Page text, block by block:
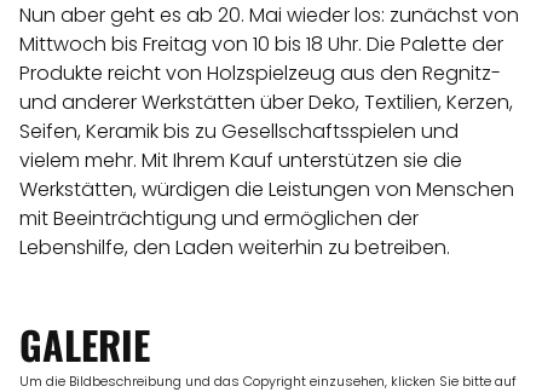
Nun aber geht es ab 20. Mai wieder los: zunächst von
Mittwoch bis Freitag von 10 bis 18 Uhr. Die Palette der
Produkte reicht von Holzspielzeug aus den Regnitz-
und anderer Werkstätten über Deko, Textilien, Kerzen,
Seifen, Keramik bis zu Gesellschaftsspielen und
vielem mehr. Mit Ihrem Kauf unterstützen sie die
Werkstätten, würdigen die Leistungen von Menschen
mit Beeinträchtigung und ermöglichen der
Lebenshilfe, den Laden weiterhin zu betreiben.
GALERIE
Um die Bildbeschreibung und das Copyright einzusehen, klicken Sie bitte auf